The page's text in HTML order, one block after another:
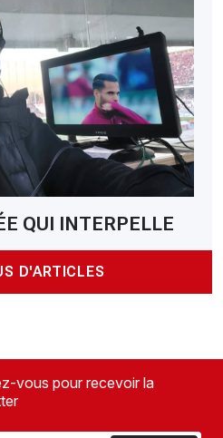
QUI INTERPELLE
D'ARTICLES
vous pour recevoir la